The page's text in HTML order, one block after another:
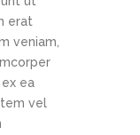
erat
veniam,
ea
vel